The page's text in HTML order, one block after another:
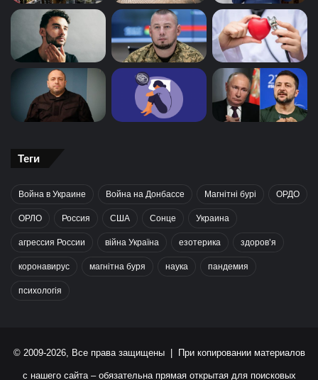
Теги
Война в Украине Война на Донбассе Магнітні бурі ОРДО
ОРЛО Россия США Сонце Украина
агрессия России війна Україна езотерика здоров’я
коронавирус магнітна буря наука пандемия
психологія
© 2009-2026, Все права защищены | При копировании материалов
с нашего сайта – обязательна прямая открытая для поисковых